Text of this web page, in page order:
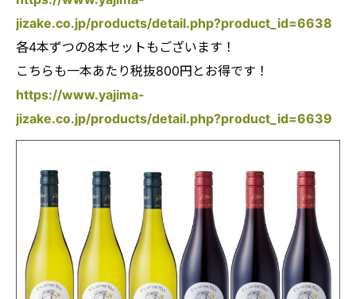
jizake.co.jp/products/detail.php?product_id=6638
各4本ずつの8本セットもございます！
こちらも一本あたり税抜800円とお得です！
https://www.yajima-
jizake.co.jp/products/detail.php?product_id=6639